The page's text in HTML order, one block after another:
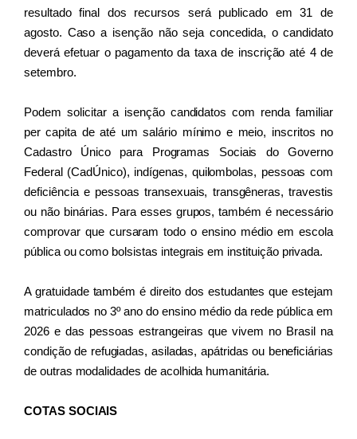
resultado final dos recursos será publicado em 31 de
agosto. Caso a isenção não seja concedida, o candidato
deverá efetuar o pagamento da taxa de inscrição até 4 de
setembro.
Podem solicitar a isenção candidatos com renda familiar
per capita de até um salário mínimo e meio, inscritos no
Cadastro Único para Programas Sociais do Governo
Federal (CadÚnico), indígenas, quilombolas, pessoas com
deficiência e pessoas transexuais, transgêneras, travestis
ou não binárias. Para esses grupos, também é necessário
comprovar que cursaram todo o ensino médio em escola
pública ou como bolsistas integrais em instituição privada.
A gratuidade também é direito dos estudantes que estejam
matriculados no 3º ano do ensino médio da rede pública em
2026 e das pessoas estrangeiras que vivem no Brasil na
condição de refugiadas, asiladas, apátridas ou beneficiárias
de outras modalidades de acolhida humanitária.
COTAS SOCIAIS